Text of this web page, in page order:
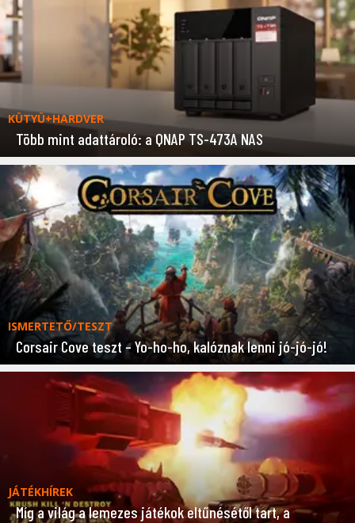
KÜTYÜ+HARDVER
Több mint adattároló: a QNAP TS-473A NAS
ISMERTETŐ/TESZT
Corsair Cove teszt – Yo-ho-ho, kalóznak lenni jó-jó-jó!
JÁTÉKHÍREK
Míg a világ a lemezes játékok eltűnésétől tart, a